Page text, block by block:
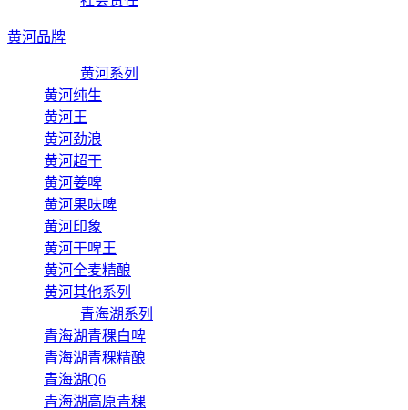
黄河品牌
黄河系列
黄河纯生
黄河王
黄河劲浪
黄河超干
黄河姜啤
黄河果味啤
黄河印象
黄河干啤王
黄河全麦精酿
黄河其他系列
青海湖系列
青海湖青稞白啤
青海湖青稞精酿
青海湖Q6
青海湖高原青稞